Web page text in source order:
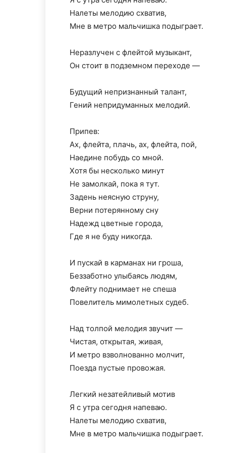
Налеты мелодию схватив,
Мне в метро мальчишка подыграет.
Неразлучен с флейтой музыкант,
Он стоит в подземном переходе —
Будущий непризнанный талант,
Гений непридуманных мелодий.
Припев:
Ах, флейта, плачь, ах, флейта, пой,
Наедине побудь со мной.
Хотя бы несколько минут
Не замолкай, пока я тут.
Задень неясную струну,
Верни потерянному сну
Надежд цветные города,
Где я не буду никогда.
И пускай в карманах ни гроша,
Беззаботно улыбаясь людям,
Флейту поднимает не спеша
Повелитель мимолетных судеб.
Над толпой мелодия звучит —
Чистая, открытая, живая,
И метро взволнованно молчит,
Поезда пустые провожая.
Легкий незатейливый мотив
Я с утра сегодня напеваю.
Налеты мелодию схватив,
Мне в метро мальчишка подыграет.